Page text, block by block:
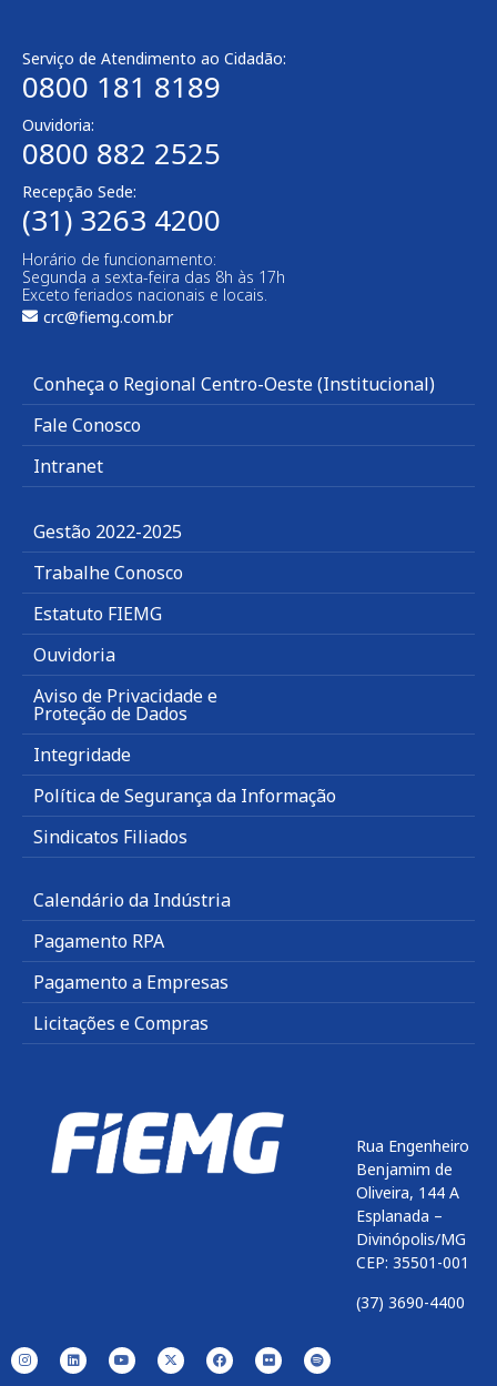
Serviço de Atendimento ao Cidadão:
0800 181 8189
Ouvidoria:
0800 882 2525
Recepção Sede:
(31) 3263 4200
Horário de funcionamento:
Segunda a sexta-feira das 8h às 17h
Exceto feriados nacionais e locais.
crc@fiemg.com.br
Conheça o Regional Centro-Oeste (Institucional)
Fale Conosco
Intranet
Gestão 2022-2025
Trabalhe Conosco
Estatuto FIEMG
Ouvidoria
Aviso de Privacidade e
Proteção de Dados
Integridade
Política de Segurança da Informação
Sindicatos Filiados
Calendário da Indústria
Pagamento RPA
Pagamento a Empresas
Licitações e Compras
Rua Engenheiro
Benjamim de
Oliveira, 144 A
Esplanada –
Divinópolis/MG
CEP: 35501-001
(37) 3690-4400